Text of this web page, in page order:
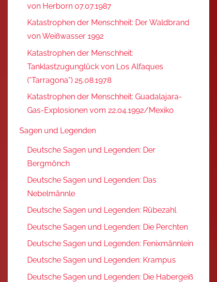
von Herborn 07.07.1987
Katastrophen der Menschheit: Der Waldbrand
von Weißwasser 1992
Katastrophen der Menschheit:
Tanklastzugunglück von Los Alfaques
(“Tarragona”) 25.08.1978
Katastrophen der Menschheit: Guadalajara-
Gas-Explosionen vom 22.04.1992/Mexiko
Sagen und Legenden
Deutsche Sagen und Legenden: Der
Bergmönch
Deutsche Sagen und Legenden: Das
Nebelmännle
Deutsche Sagen und Legenden: Rübezahl
Deutsche Sagen und Legenden: Die Perchten
Deutsche Sagen und Legenden: Fenixmännlein
Deutsche Sagen und Legenden: Krampus
Deutsche Sagen und Legenden: Die Habergeiß